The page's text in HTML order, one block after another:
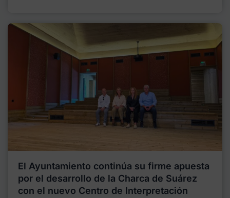
El Ayuntamiento continúa su firme apuesta
por el desarrollo de la Charca de Suárez
con el nuevo Centro de Interpretación